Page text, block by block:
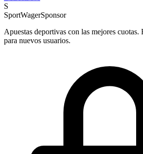
S
SportWagerSponsor
Apuestas deportivas con las mejores
para nuevos usuarios.